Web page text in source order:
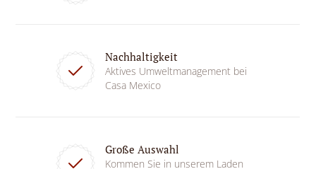
Nachhaltigkeit
Aktives Umweltmanagement bei
Casa Mexico
Große Auswahl
Kommen Sie in unserem Laden